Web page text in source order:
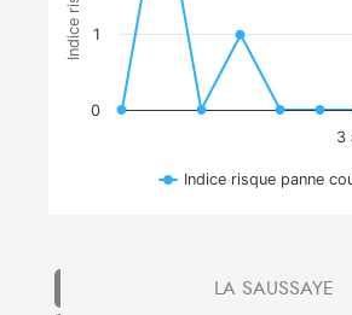
3
0
1
Indice risque panne
LA SAUSSAYE